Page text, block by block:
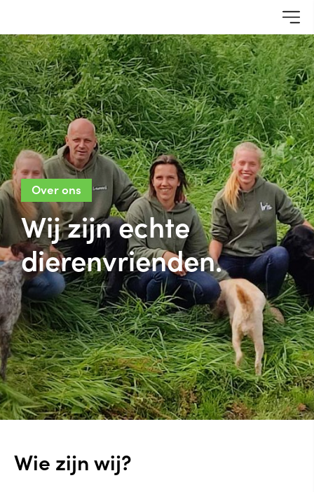
Over ons
Wij zijn echte
dierenvrienden.
Wie zijn wij?